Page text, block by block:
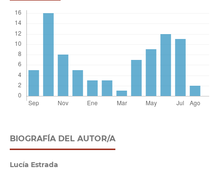
BIOGRAFÍA DEL AUTOR/A
Lucía Estrada